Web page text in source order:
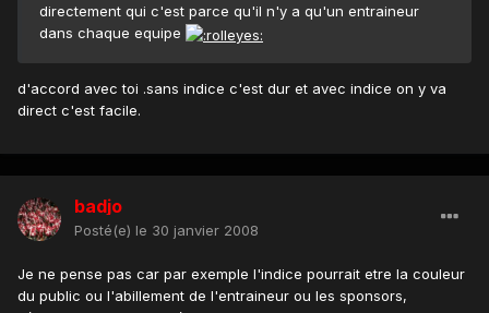
directement qui c'est parce qu'il n'y a qu'un entraineur
dans chaque equipe
d'accord avec toi .sans indice c'est dur et avec indice on y va
direct c'est facile.
badjo
Posté(e) le 30 janvier 2008
Je ne pense pas car par exemple l'indice pourrait etre la couleur
du public ou l'abillement de l'entraineur ou les sponsors,